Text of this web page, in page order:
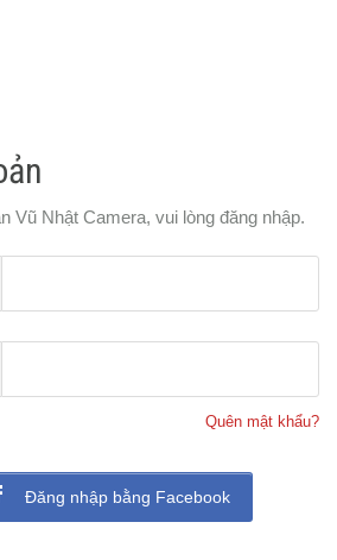
Vũ Nhật Camera, vui lòng đăng nhập.
Quên mật khẩu?
Đăng nhập bằng Facebook